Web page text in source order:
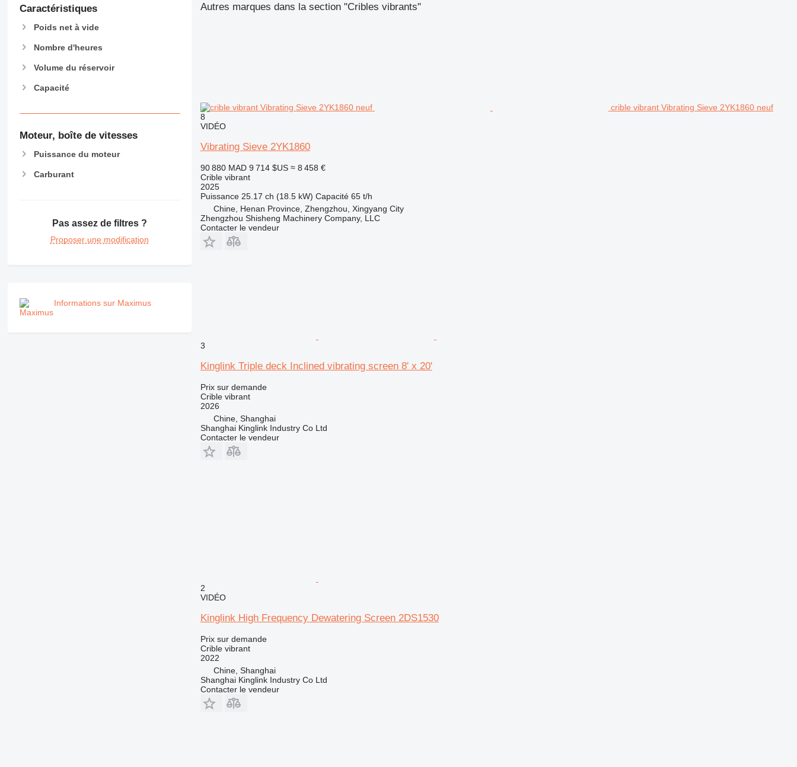
Caractéristiques
Poids net à vide
Nombre d'heures
Volume du réservoir
Capacité
Moteur, boîte de vitesses
Puissance du moteur
Carburant
Pas assez de filtres ?
Proposer une modification
Informations sur Maximus
Autres marques dans la section "Cribles vibrants"
crible vibrant Vibrating Sieve 2YK1860 neuf
8
VIDÉO
Vibrating Sieve 2YK1860
90 880 MAD 9 714 $US ≈ 8 458 €
Crible vibrant
2025
Puissance 25.17 ch (18.5 kW) Capacité 65 t/h
Chine, Henan Province, Zhengzhou, Xingyang City
Zhengzhou Shisheng Machinery Company, LLC
Contacter le vendeur
3
Kinglink Triple deck Inclined vibrating screen 8' x 20'
Prix sur demande
Crible vibrant
2026
Chine, Shanghai
Shanghai Kinglink Industry Co Ltd
Contacter le vendeur
2
VIDÉO
Kinglink High Frequency Dewatering Screen 2DS1530
Prix sur demande
Crible vibrant
2022
Chine, Shanghai
Shanghai Kinglink Industry Co Ltd
Contacter le vendeur